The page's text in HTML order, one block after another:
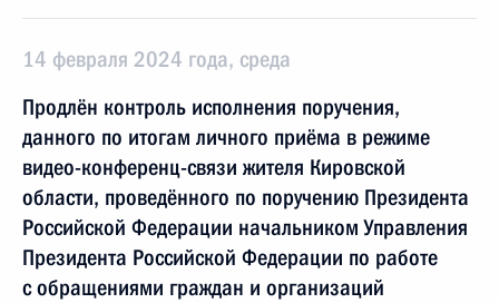
14 февраля 2024 года, среда
Продлён контроль исполнения поручения,
данного по итогам личного приёма в режиме
видео-конференц-связи жителя Кировской
области, проведённого по поручению Президента
Российской Федерации начальником Управления
Президента Российской Федерации по работе
с обращениями граждан и организаций